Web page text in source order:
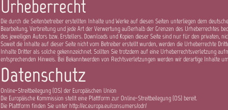
Urheberrecht
Die durch die Seitenbetreiber erstellten Inhalte und Werke auf diesen Seiten unterliegen dem
Bearbeitung, Verbreitung und jede Art der Verwertung außerhalb der Grenzen des Urheberrechtes
des jeweiligen Autors bzw. Erstellers. Downloads und Kopien dieser Seite sind nur für den privaten,
Soweit die Inhalte auf dieser Seite nicht vom Betreiber erstellt wurden, werden die Urheberrechte
Inhalte Dritter als solche gekennzeichnet. Sollten Sie trotzdem auf eine Urheberrechtsverletzung
entsprechenden Hinweis. Bei Bekanntwerden von Rechtsverletzungen werden wir derartige Inhalte
Datenschutz
Online-Streitbeilegung (OS) der Europäischen Union
Die Europäische Kommission stellt eine Plattform zur Online-Streitbeilegung (OS) bereit.
Die Plattform finden Sie unter http://ec.europa.eu/consumers/odr/